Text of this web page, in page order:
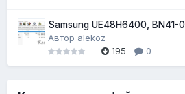
Samsung UE48H6400,
Автор alekoz
195
0